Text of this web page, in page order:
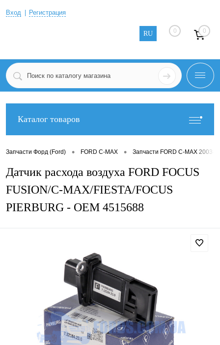
Вход Регистрация
RU 0 0
Каталог товаров
Запчасти Форд (Ford) • FORD C-MAX • Запчасти FORD C-MAX 2003-
Датчик расхода воздуха FORD FOCUS
FUSION/C-MAX/FIESTA/FOCUS
PIERBURG - OEM 4515688